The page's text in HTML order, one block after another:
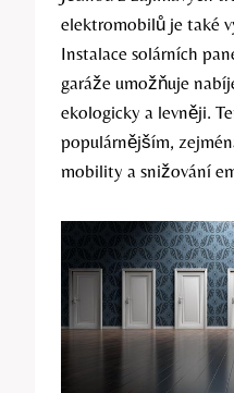
elektromobilů je také
Instalace solárních
garáže umožňuje
ekologicky a levněji.
populárnějším,
mobility a snižování